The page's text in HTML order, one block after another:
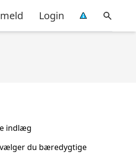
Login
indlæg
du bæredygtige